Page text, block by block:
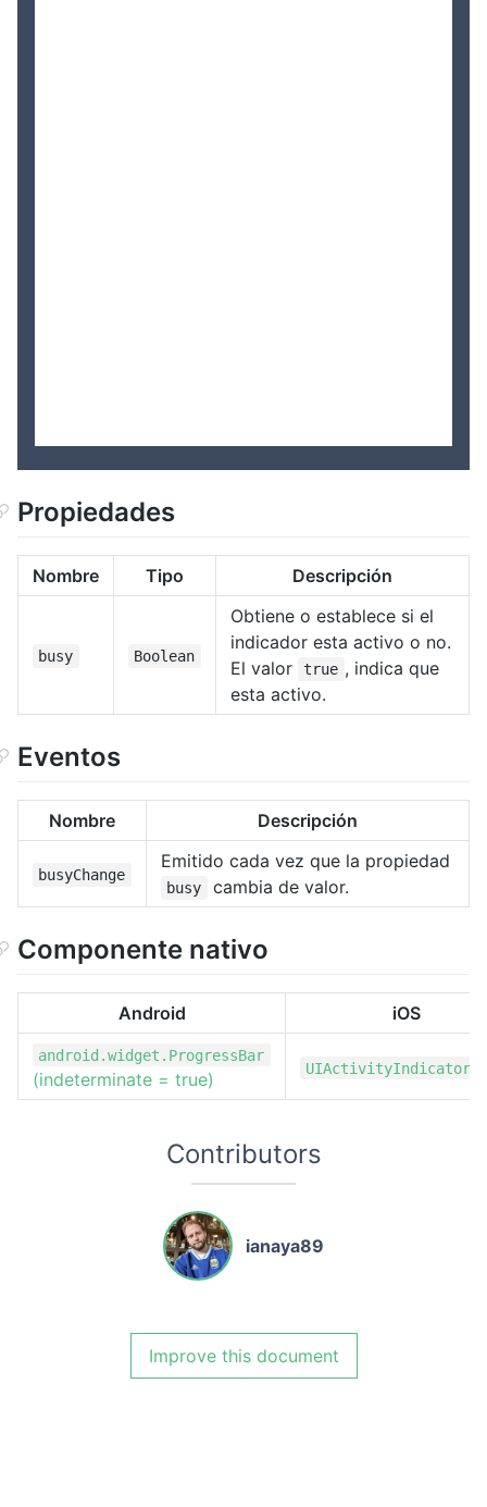
Propiedades
Nombre Tipo Descripción
busy Boolean
Obtiene o establece si el
indicador esta activo o no.
El valor
true , indica que
esta activo.
Eventos
Nombre Descripción
busyChange
Emitido cada vez que la propiedad
busy cambia de valor.
Componente nativo
Android iOS
android.widget.ProgressBar
(indeterminate = true)
Contributors
ianaya89
Improve this document